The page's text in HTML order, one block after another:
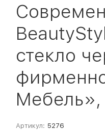
стекло
Мебель»,
Артикул: 5276